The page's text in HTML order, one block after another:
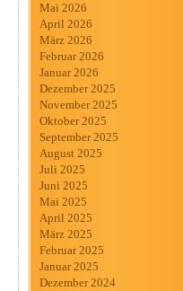
Mai 2026
April 2026
März 2026
Februar 2026
Januar 2026
Dezember 2025
November 2025
Oktober 2025
September 2025
August 2025
Juli 2025
Juni 2025
Mai 2025
April 2025
März 2025
Februar 2025
Januar 2025
Dezember 2024